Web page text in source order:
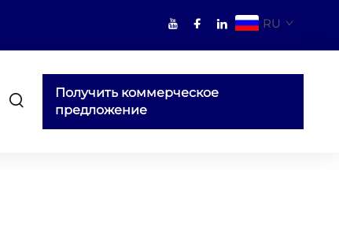
RU
Получить коммерческое
предложение